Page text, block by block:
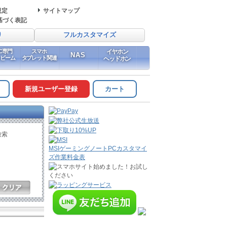
定
サイトマップ
づく表記
フルカスタマイズ
専門
ーム
スマホ
タブレット関連
NAS
イヤホン
ヘッドホン
新規ユーザー登録 カート
索
MSIゲーミングノートPCカスタマイ
ズ作業料金表